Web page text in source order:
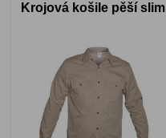
Krojová košile pěší slim